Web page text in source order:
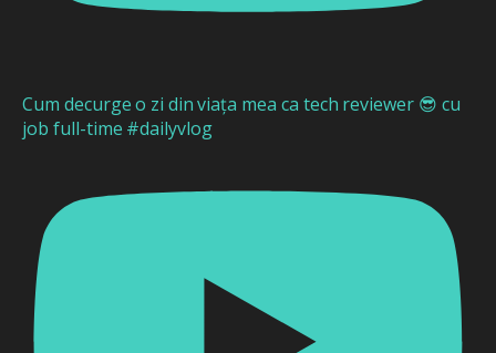
Cum decurge o zi din viața mea ca tech reviewer 😎 cu
job full-time #dailyvlog